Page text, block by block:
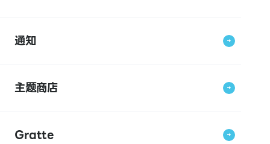
通知
主题商店
Gratte